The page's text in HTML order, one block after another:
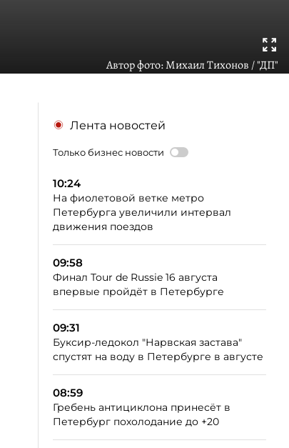
Автор фото:Михаил Тихонов / "ДП"
Лента новостей
Только бизнес новости
10:24
На фиолетовой ветке метро
Петербурга увеличили интервал
движения поездов
09:58
Финал Tour de Russie 16 августа
впервые пройдёт в Петербурге
09:31
Буксир-ледокол "Нарвская застава"
спустят на воду в Петербурге в августе
08:59
Гребень антициклона принесёт в
Петербург похолодание до +20